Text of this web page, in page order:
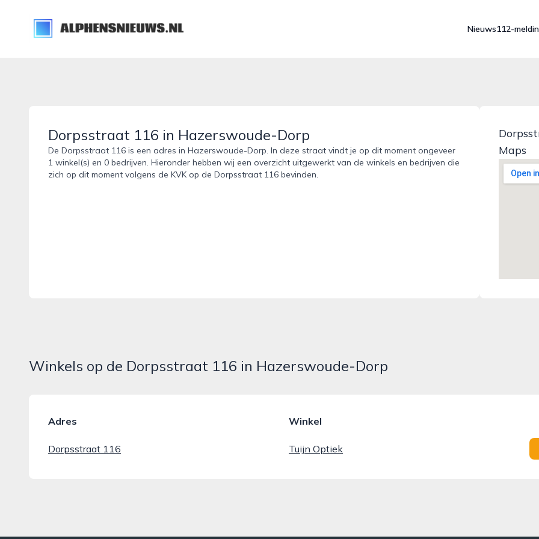
alphensnieuws.nl
Nieuws112-
Dorpsstraat 116 in Hazerswoude-Dorp
De Dorpsstraat 116 is een adres in Hazerswoude-Dorp. In deze straat vindt je op dit moment ongeveer
1 winkel(s) en 0 bedrijven. Hieronder hebben wij een overzicht uitgewerkt van de winkels en bedrijven die
zich op dit moment volgens de KVK op de Dorpsstraat 116 bevinden.
Maps
Winkels op de Dorpsstraat 116 in Hazerswoude-Dorp
Adres Winkel
Dorpsstraat 116 Tuijn Optiek